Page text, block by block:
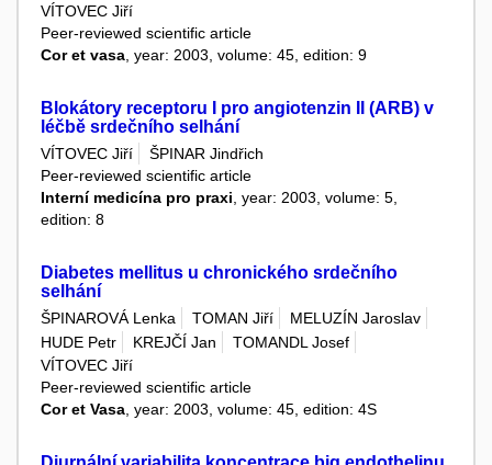
VÍTOVEC Jiří
Peer-reviewed scientific article
Cor et vasa , year: 2003, volume: 45, edition: 9
Blokátory receptoru I pro angiotenzin II (ARB) v
léčbě srdečního selhání
VÍTOVEC Jiří
ŠPINAR Jindřich
Peer-reviewed scientific article
Interní medicína pro praxi , year: 2003, volume: 5,
edition: 8
Diabetes mellitus u chronického srdečního
selhání
ŠPINAROVÁ Lenka TOMAN Jiří
MELUZÍN Jaroslav
HUDE Petr
KREJČÍ Jan
TOMANDL Josef
VÍTOVEC Jiří
Peer-reviewed scientific article
Cor et Vasa , year: 2003, volume: 45, edition: 4S